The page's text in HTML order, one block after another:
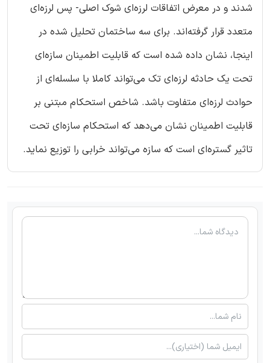
شدند و در معرض اتفاقات لرزه‌ای شوک اصلی- پس لرزه‌ای
متعدد قرار گرفته‌اند. برای سه ساختمان تحلیل شده در
اینجا، نشان داده شده است که قابلیت اطمینان سازه‌ای
تحت یک حادثه لرزه‌ای تک می‌تواند کاملا با سلسله‌ای از
حوادث لرزه‌ای متفاوت باشد. شاخص استحکام مبتنی بر
قابلیت اطمینان نشان می‌دهد که استحکام سازه‌ای تحت
تاثیر گستره‌ای است که سازه می‌تواند خرابی را توزیع نماید.